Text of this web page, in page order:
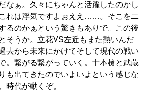
なぁ。久々にちゃんと活躍したのかし
れは浮気ですよぉええ……。そこを二
るのかぁという驚きもありで。この後
そうか。立花VS左近もまた熱いんだ
去から未来にかけてそして現代の戦い
。繋がる繋がっていく。十本槍と武蔵
も出てきたのでいよいよという感じな
時代が動くぞ。